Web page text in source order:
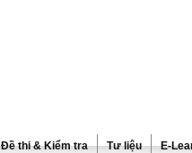
Đề thi & Kiểm tra Tư liệu E-